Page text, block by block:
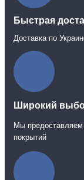
Быстрая
Доставка по
Широкий
Мы
покрытий